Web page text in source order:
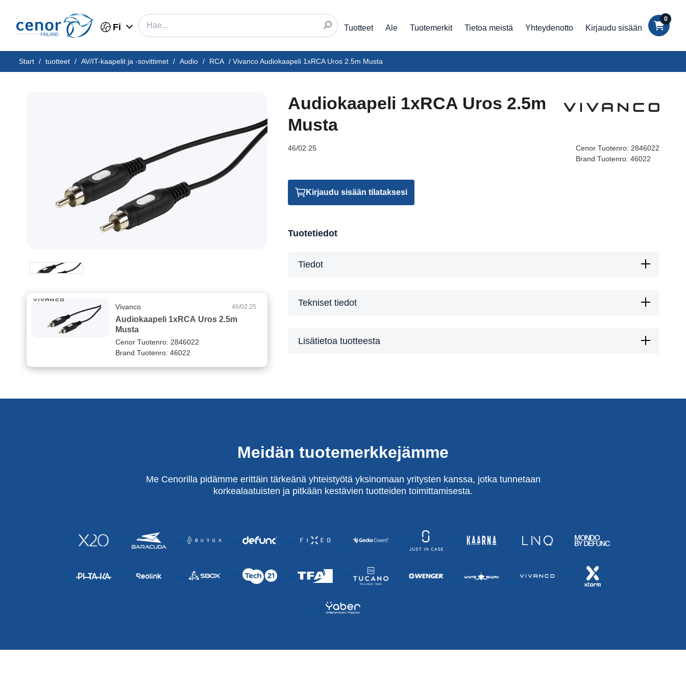
Fi Tuotteet Ale Tuotemerkit Tietoa meistä Yhteydenotto Kirjaudu sisään
0
Start / tuotteet / AV/IT-kaapelit ja -sovittimet / Audio / RCA / Vivanco Audiokaapeli 1xRCA Uros 2.5m Musta
46/02 25
Audiokaapeli 1xRCA Uros 2.5m
Musta
Vivanco
Cenor Tuotenro: 2846022
Brand Tuotenro: 46022
Audiokaapeli 1xRCA Uros 2.5m
Musta
46/02 25 Cenor Tuotenro: 2846022
Brand Tuotenro: 46022
Kirjaudu sisään tilataksesi
Tuotetiedot
Tiedot
Tekniset tiedot
Lisätietoa tuotteesta
Meidän tuotemerkkejämme
Me Cenorilla pidämme erittäin tärkeänä yhteistyötä yksinomaan yritysten kanssa, jotka tunnetaan
korkealaatuisten ja pitkään kestävien tuotteiden toimittamisesta.